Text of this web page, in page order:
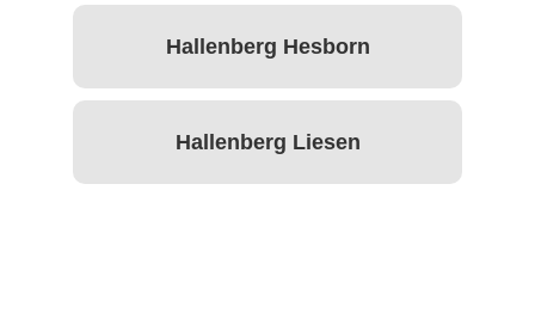
Hallenberg Hesborn
Hallenberg Liesen